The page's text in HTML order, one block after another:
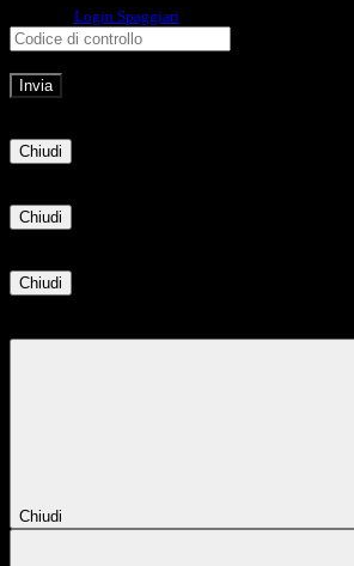
Login Spaggiari
Chiudi
Chiudi
Chiudi
Chiudi